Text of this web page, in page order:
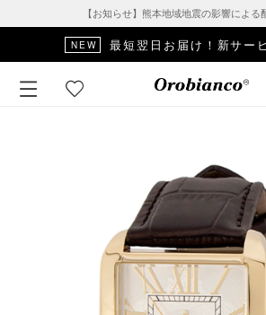
【お知らせ】熊本地域地震の影響による
NEW 最短翌日お届け！新サー